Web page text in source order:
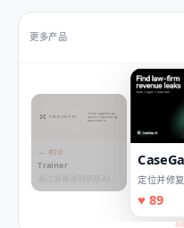
更多产品
← #20
Trainer
能体
定位并修
♥ 89